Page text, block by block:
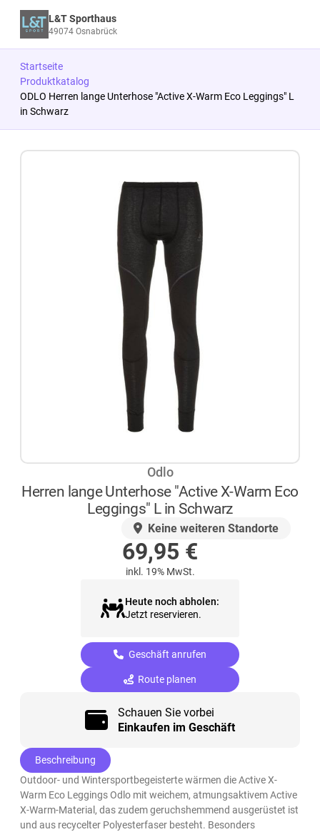
L&T Sporthaus
49074 Osnabrück
Startseite
Produktkatalog
ODLO Herren lange Unterhose "Active X-Warm Eco Leggings" L
in Schwarz
Odlo
Herren lange Unterhose "Active X-Warm Eco
Leggings" L in Schwarz
Keine weiteren Standorte
69,95 €
inkl. 19% MwSt.
Heute noch abholen:
Jetzt reservieren.
Geschäft anrufen
Route planen
Schauen Sie vorbei
Einkaufen im Geschäft
Beschreibung
Outdoor- und Wintersportbegeisterte wärmen die Active X-
Warm Eco Leggings Odlo mit weichem, atmungsaktivem Active
X-Warm-Material, das zudem geruchshemmend ausgerüstet ist
und aus recycelter Polyesterfaser besteht. Besonders